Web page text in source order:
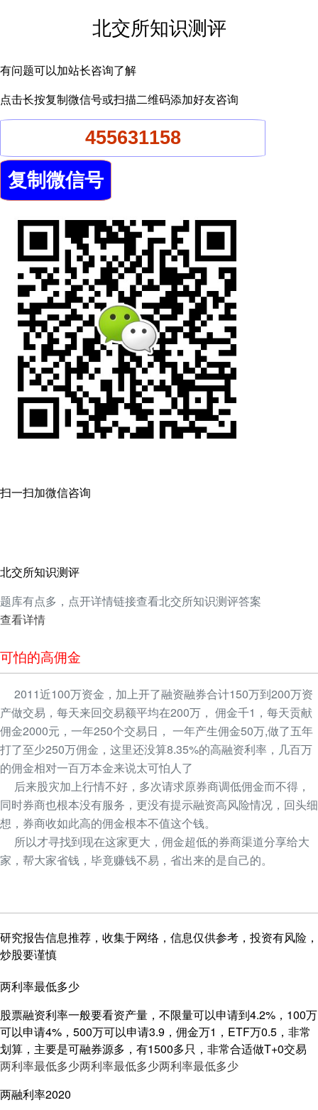
北交所知识测评
有问题可以加站长咨询了解
点击长按复制微信号或扫描二维码添加好友咨询
扫一扫加微信咨询
北交所知识测评
题库有点多，点开详情链接查看北交所知识测评答案
查看详情
可怕的高佣金
2011近100万资金，加上开了融资融券合计150万到200万资
产做交易，每天来回交易额平均在200万， 佣金千1，每天贡献
佣金2000元，一年250个交易日， 一年产生佣金50万,做了五年
打了至少250万佣金，这里还没算8.35%的高融资利率，几百万
的佣金相对一百万本金来说太可怕人了
后来股灾加上行情不好，多次请求原券商调低佣金而不得，
同时券商也根本没有服务，更没有提示融资高风险情况，回头细
想，券商收如此高的佣金根本不值这个钱。
所以才寻找到现在这家更大，佣金超低的券商渠道分享给大
家，帮大家省钱，毕竟赚钱不易，省出来的是自己的。
研究报告信息推荐，收集于网络，信息仅供参考，投资有风险，
炒股要谨慎
两利率最低多少
股票融资利率一般要看资产量，不限量可以申请到4.2%，100万
可以申请4%，500万可以申请3.9，佣金万1，ETF万0.5，非常
划算，主要是可融券源多，有1500多只，非常合适做T+0交易
两利率最低多少两利率最低多少两利率最低多少
两融利率2020